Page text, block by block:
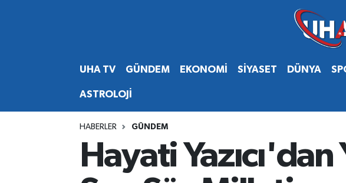
UHA TV GÜNDEM EKONOMİ SİYASET DÜNYA
ASTROLOJİ
HABERLER GÜNDEM
Hayati
Hava Durumu
Süper Lig Puan Durumu ve Fikstür